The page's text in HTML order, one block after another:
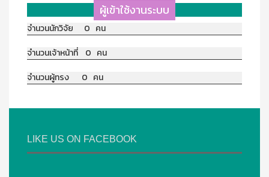
ผู้เข้าใช้งานระบบ
จำนวนนักวิจัย 0 คน
จำนวนเจ้าหน้าที่ 0 คน
จำนวนผู้ทรง 0 คน
LIKE US ON FACEBOOK